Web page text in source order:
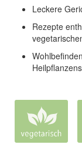
Leckere
Rezepte